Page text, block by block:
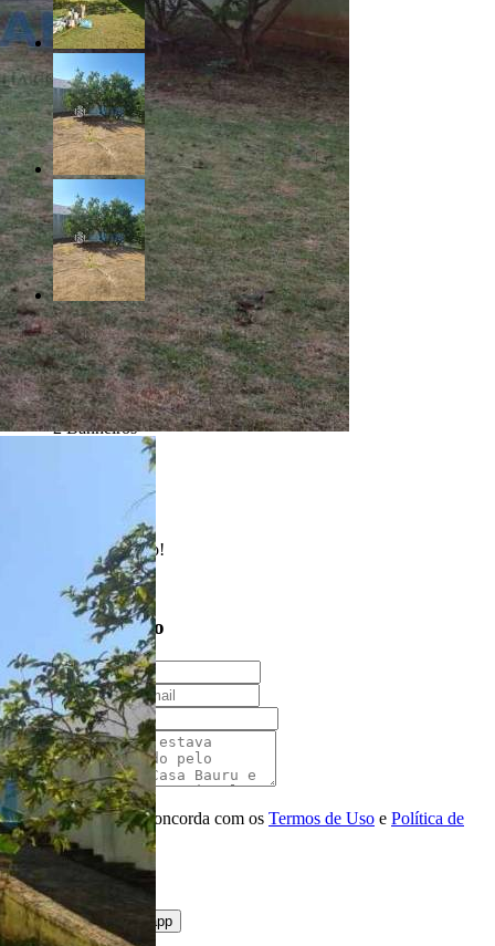
R$ 277.000,00
Jardim América - Bauru/SP
Referência: TE00718
2 Banheiros
Enviado com sucesso!
Entre em contato
Nome
E-mail
Telefone
Mensagem
Ao ENVIAR você concorda com os Termos de Uso e Política de
Privacidade
enviar mensagem
OU
converse pelo whatsapp